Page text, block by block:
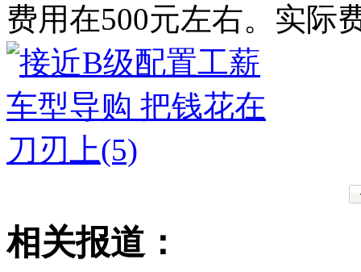
费用在500元左右。实际
相关报道：